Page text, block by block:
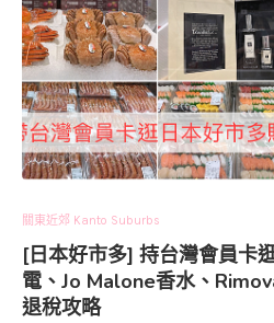
關東近郊 Kanto Suburbs
[日本好市多] 持台灣會員卡
電、Jo Malone香水、
退稅攻略